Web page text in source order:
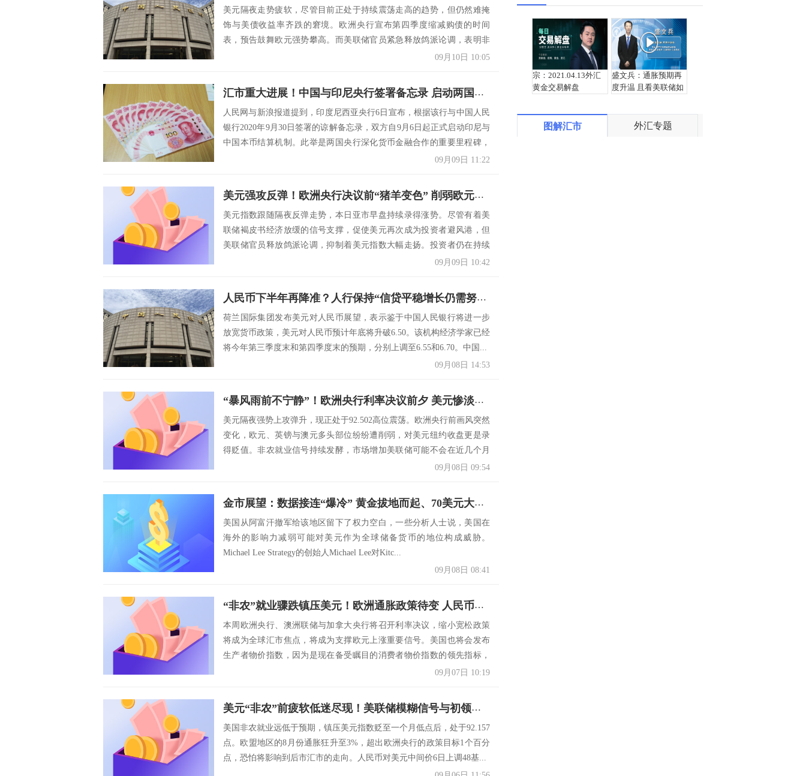
美元隔夜走势疲软，尽管目前正处于持续震荡走高的趋势，但仍然难掩
饰与美债收益率齐跌的窘境。欧洲央行宣布第四季度缩减购债的时间
表，预告鼓舞欧元强势攀高。而美联储官员紧急释放鸽派论调，表明非
09月10日 10:05
汇市重大进展！中国与印尼央行签署备忘录 启动两国本币结算机制 国际货币基金组织：人民币全球外汇储备占比推至2016年来新高
人民网与新浪报道提到，印度尼西亚央行6日宣布，根据该行与中国人民
银行2020年9月30日签署的谅解备忘录，双方自9月6日起正式启动印尼与
中国本币结算机制。此举是两国央行深化货币金融合作的重要里程碑，
09月09日 11:22
美元强攻反弹！欧洲央行决议前“猪羊变色” 削弱欧元、英镑与澳元多头部位 人民币中间价重挫141基点
美元指数跟随隔夜反弹走势，本日亚市早盘持续录得涨势。尽管有着美
联储褐皮书经济放缓的信号支撑，促使美元再次成为投资者避风港，但
美联储官员释放鸽派论调，抑制着美元指数大幅走扬。投资者仍在持续
09月09日 10:42
人民币下半年再降准？人行保持“信贷平稳增长仍需努力”积极信号 座谈会：提高银行放款能力 强化信贷总量增长稳定性
荷兰国际集团发布美元对人民币展望，表示鉴于中国人民银行将进一步
放宽货币政策，美元对人民币预计年底将升破6.50。该机构经济学家已经
将今年第三季度末和第四季度末的预期，分别上调至6.55和6.70。中国...
09月08日 14:53
“暴风雨前不宁静”！欧洲央行利率决议前夕 美元惨淡应声骤贬 欧元、英镑与澳元占先机 人民币中间价下调4基点
美元隔夜强势上攻弹升，现正处于92.502高位震荡。欧洲央行前画风突然
变化，欧元、英镑与澳元多头部位纷纷遭削弱，对美元纽约收盘更是录
得贬值。非农就业信号持续发酵，市场增加美联储可能不会在近几个月
09月08日 09:54
金市展望：数据接连“爆冷” 黄金拔地而起、70美元大行情一触即发
美国从阿富汗撤军给该地区留下了权力空白，一些分析人士说，美国在
海外的影响力减弱可能对美元作为全球储备货币的地位构成威胁。
Michael Lee Strategy的创始人Michael Lee对Kitc...
09月08日 08:41
“非农”就业骤跌镇压美元！欧洲通胀政策待变 人民币中间价上调48基点 欧元、英镑与澳元纷纷攻升
本周欧洲央行、澳洲联储与加拿大央行将召开利率决议，缩小宽松政策
将成为全球汇市焦点，将成为支撑欧元上涨重要信号。美国也将会发布
生产者物价指数，因为是现在备受瞩目的消费者物价指数的领先指标，
09月07日 10:19
美元“非农”前疲软低迷尽现！美联储模糊信号与初领失业金夹击 人民币中间价上调17基点 欧元升至一个月高点
美国非农就业远低于预期，镇压美元指数贬至一个月低点后，处于92.157
点。欧盟地区的8月份通胀狂升至3%，超出欧洲央行的政策目标1个百分
点，恐怕将影响到后市汇市的走向。人民币对美元中间价6日上调48基...
宗：2021.04.13外汇
黄金交易解盘
盛文兵：通胀预期再
度升温 且看美联储如
图解汇市 外汇专题